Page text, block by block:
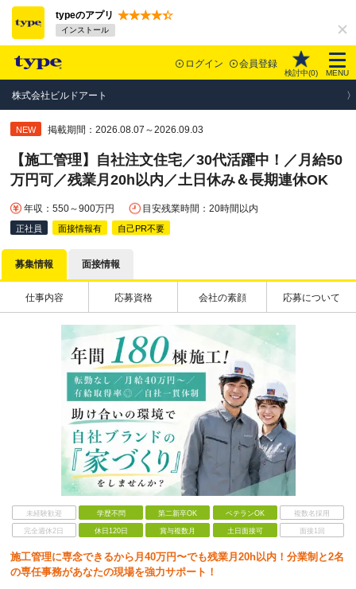
typeのアプリ
インストール
ログイン 会員登録
検討中(0) MENU
株式会社ビルドアート
NEW 掲載期間：2026.08.07～2026.09.03
【施工管理】自社注文住宅／30代活躍中！／月給50
万円可／残業月20h以内／土日休み＆長期連休OK
年収：550～900万円 目安残業時間：20時間以内
正社員 面接情報有 自己PR不要
募集情報 面接情報
仕事内容 応募資格 会社の素顔 応募について
未経験歓迎 学歴不問 第二新卒OK ベテランOK 複数名採用
完全週休2日 休日120日 賞与複数月 土日面接可 面接1回
施工管理に専念できるから月40万円〜でも残業月20h以内！分業制と2名
の専任事務があなたの現場を強力サポート！